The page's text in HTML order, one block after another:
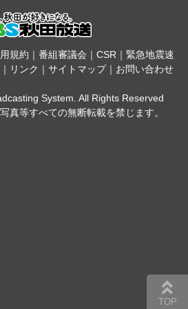
規約 ｜ 番組審議会 ｜ CSR｜ 緊急地震速
｜ リンク ｜ サイトマップ｜ お問い合わせ
System. All Rights Reserved
真等すべての無断転載を禁じます。